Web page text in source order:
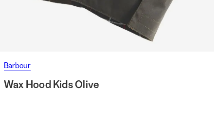
Barbour
Wax Hood Kids Olive